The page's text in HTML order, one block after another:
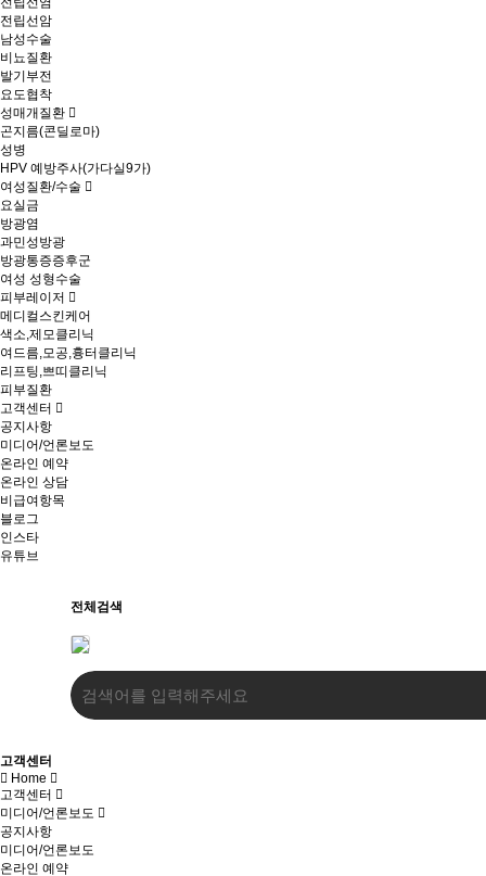
전립선암
남성수술
비뇨질환
발기부전
요도협착
성매개질환
곤지름(콘딜로마)
성병
HPV 예방주사(가다실9가)
여성질환/수술
요실금
방광염
과민성방광
방광통증증후군
여성 성형수술
피부레이저
메디컬스킨케어
색소,제모클리닉
여드름,모공,흉터클리닉
리프팅,쁘띠클리닉
피부질환
고객센터
공지사항
미디어/언론보도
온라인 예약
온라인 상담
비급여항목
블로그
인스타
유튜브
전체검색
고객센터
Home
고객센터
미디어/언론보도
공지사항
미디어/언론보도
온라인 예약